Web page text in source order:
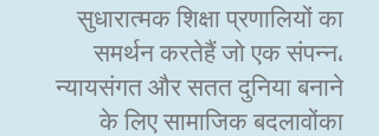
सुधारात्मक शिक्षा प्रणालियों का
समर्थन करतेहैं जो एक संपन्न،
न्यायसंगत और सतत दुनिया बनाने
के लिए सामाजिक बदलावोंका